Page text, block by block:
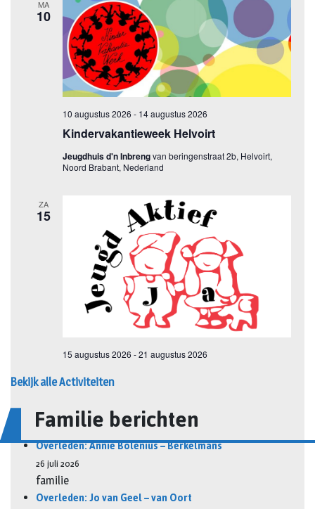
Bekijk alle Activiteiten
Familie berichten
Overleden: Annie Bolenius – Berkelmans
26 juli 2026
familie
Overleden: Jo van Geel – van Oort